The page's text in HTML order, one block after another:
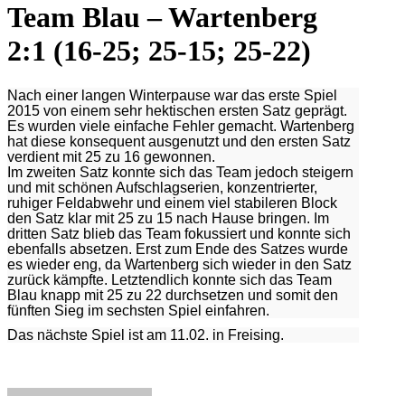
Team Blau – Wartenberg
2:1 (16-25; 25-15; 25-22)
Nach einer langen Winterpause war das erste Spiel
2015 von einem sehr hektischen ersten Satz geprägt.
Es wurden viele einfache Fehler gemacht. Wartenberg
hat diese konsequent ausgenutzt und den ersten Satz
verdient mit 25 zu 16 gewonnen.
Im zweiten Satz konnte sich das Team jedoch steigern
und mit schönen Aufschlagserien, konzentrierter,
ruhiger Feldabwehr und einem viel stabileren Block
den Satz klar mit 25 zu 15 nach Hause bringen. Im
dritten Satz blieb das Team fokussiert und konnte sich
ebenfalls absetzen. Erst zum Ende des Satzes wurde
es wieder eng, da Wartenberg sich wieder in den Satz
zurück kämpfte. Letztendlich konnte sich das Team
Blau knapp mit 25 zu 22 durchsetzen und somit den
fünften Sieg im sechsten Spiel einfahren.
Das nächste Spiel ist am 11.02. in Freising.